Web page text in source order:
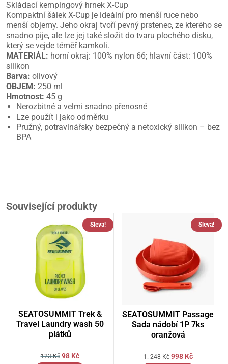
Skládací kempingový hrnek X-Cup
Kompaktní šálek X-Cup je ideální pro menší ruce nebo
menší objemy. Jeho okraj tvoří pevný prstenec, ze kterého se
snadno pije, ale lze jej také složit do tvaru plochého disku,
který se vejde téměř kamkoli.
MATERIÁL: horní okraj: 100% nylon 66; hlavní část: 100%
silikon
Barva: olivový
OBJEM: 250 ml
Hmotnost: 45 g
Nerozbitné a velmi snadno přenosné
Lze použít i jako odměrku
Pružný, potravinářsky bezpečný a netoxický silikon – bez
BPA
Související produkty
Sleva!
SEATOSUMMIT Trek &
Travel Laundry wash 50
plátků
123Kč 98 Kč
Sleva!
SEATOSUMMIT Passage
Sada nádobí 1P 7ks
oranžová
1. 248Kč 998 Kč